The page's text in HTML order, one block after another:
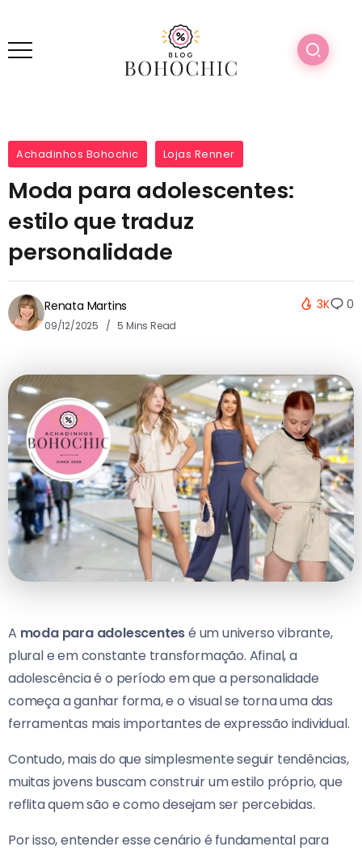
Achadinhos Bohochic Lojas Renner
Moda para adolescentes:
estilo que traduz
personalidade
Renata Martins
09/12/2025 5 Mins Read
3K 0
A moda para adolescentesé um universo vibrante,
plural e em constante transformação. Afinal, a
adolescência é o período em que a personalidade
começa a ganhar forma, e o visual se torna uma das
ferramentas mais importantes de expressão individual.
Contudo, mais do que simplesmente seguir tendências,
muitas jovens buscam construir um estilo próprio, que
reflita quem são e como desejam ser percebidas.
Por isso, entender esse cenário é fundamental para